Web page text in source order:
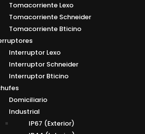
Tomacorriente Lexo
Tomacorriente Schneider
Tomacorriente Bticino
Interruptor Lexo
Interruptor Schneider
Interruptor Bticino
Domiciliario
Industrial
IP67 (Exterior)